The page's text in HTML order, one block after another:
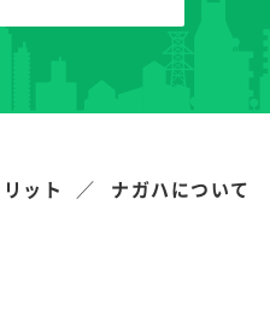
ット ナガハについて